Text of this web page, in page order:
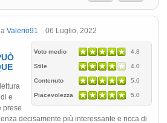
Valerio91 06 Luglio, 2022
Voto medio 4.8
Stile 4.0
Contenuto 5.0
Piacevolezza 5.0
e
prese
decisamente più interessante e ricca di